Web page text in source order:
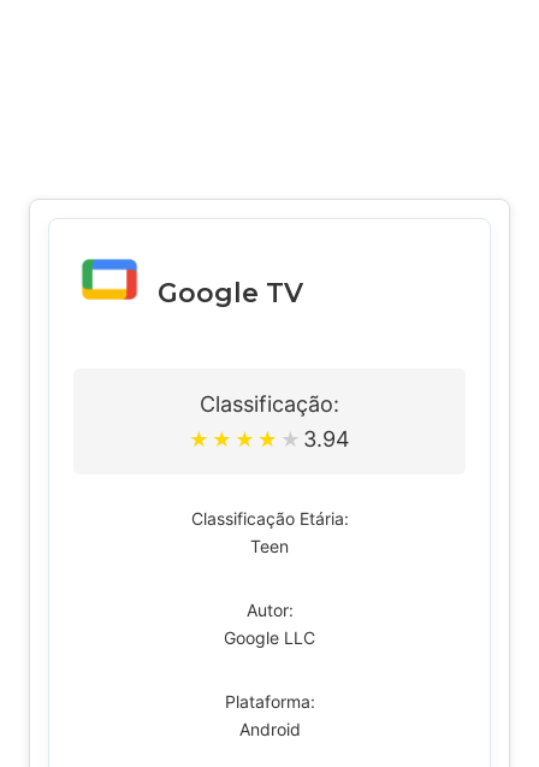
Google TV
Classificação:
★ ★ ★ ★ ★ 3.94
Classificação Etária:
Teen
Autor:
Google LLC
Plataforma:
Android